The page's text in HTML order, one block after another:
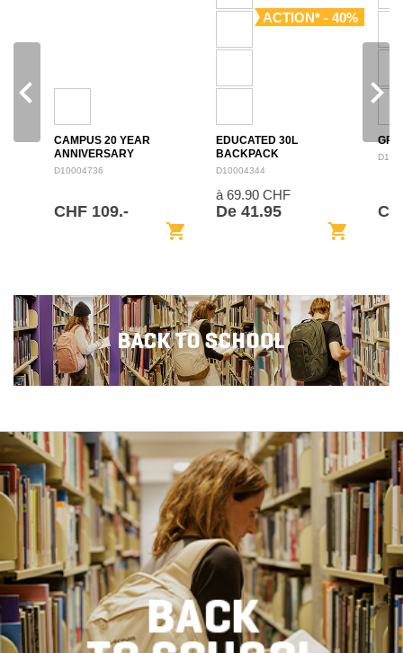
CAMPUS 20 YEAR
ANNIVERSARY
BACKPACK 28L
D10004736
CHF 109.-
shopping_cart
ACTION* - 40%
EDUCATED 30L
BACKPACK
D10004344
à 69.90 CHF
De 41.95
shopping_cart
navigate_before navigate_next